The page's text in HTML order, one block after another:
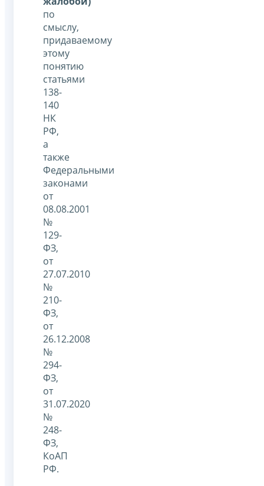
по
смыслу,
придаваемому
этому
понятию
статьями
138-
140
НК
РФ,
а
также
Федеральными
законами
от
08.08.2001
№
129-
ФЗ,
от
27.07.2010
№
210-
ФЗ,
от
26.12.2008
№
294-
ФЗ,
от
31.07.2020
№
248-
ФЗ,
КоАП
РФ.